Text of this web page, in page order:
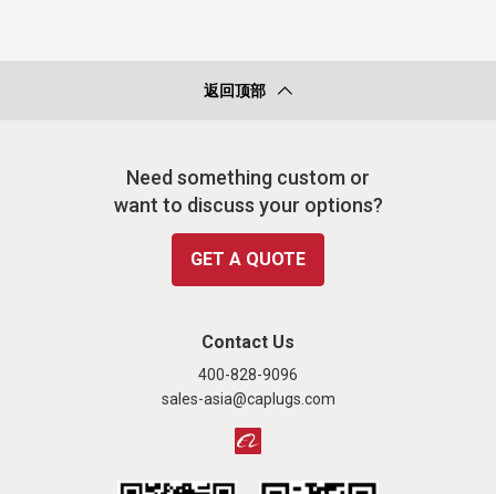
返回顶部
Need something custom or
want to discuss your options?
GET A QUOTE
Contact Us
400-828-9096
sales-asia@caplugs.com